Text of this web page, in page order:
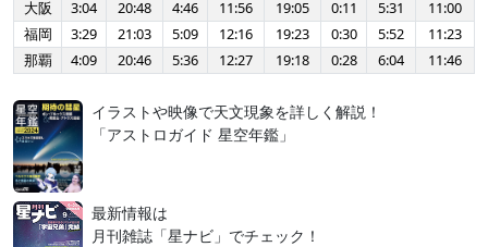
大阪
3:04 20:48 4:46 11:56 19:05 0:11 5:31
11:00
福岡
3:29 21:03 5:09 12:16 19:23 0:30 5:52
11:23
那覇
4:09 20:46 5:36 12:27 19:18 0:28 6:04 11:46
イラストや映像で天文現象を詳しく解説！
「アストロガイド 星空年鑑」
最新情報は
月刊雑誌「星ナビ」でチェック！